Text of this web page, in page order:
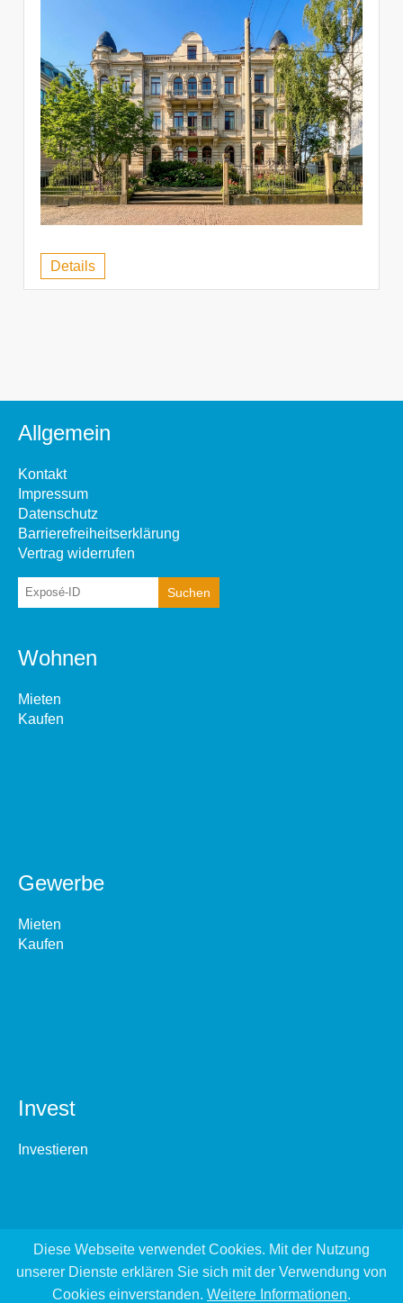
Details
Allgemein
Kontakt
Impressum
Datenschutz
Barrierefreiheitserklärung
Vertrag widerrufen
Wohnen
Mieten
Kaufen
Gewerbe
Mieten
Kaufen
Invest
Investieren
Diese Webseite verwendet Cookies. Mit der Nutzung
unserer Dienste erklären Sie sich mit der Verwendung von
Cookies einverstanden. Weitere Informationen.